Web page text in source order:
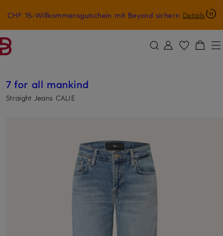
ZUM HAUPTINHALT ÜBERSPRINGEN ZUM SUCHFELD ÜBERSPRINGEN
CHF 15-Willkommensgutschein mit Beyond sichern Details
7 for all mankind
Straight Jeans CALIE